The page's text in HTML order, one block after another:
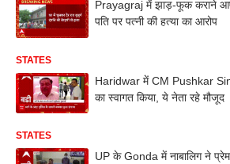
Prayagraj में झाड़-फूक कराने आए
पति पर पत्नी की हत्या का आरोप
STATES
Haridwar में CM Pushkar
का स्वागत किया, ये नेता रहे मौजूद
STATES
UP के Gonda में नाबालिग ने